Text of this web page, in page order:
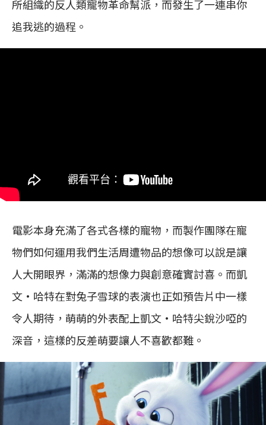
所組織的反人類寵物革命幫派，而發生了一連串你
追我逃的過程。
電影本身充滿了各式各樣的寵物，而製作團隊在寵
物們如何運用我們生活周遭物品的想像可以說是讓
人大開眼界，滿滿的想像力與創意確實討喜。而凱
文·哈特在對兔子雪球的表演也正如預告片中一樣
令人期待，萌萌的外表配上凱文·哈特尖銳沙啞的
深音，這樣的反差萌要讓人不喜歡都難。